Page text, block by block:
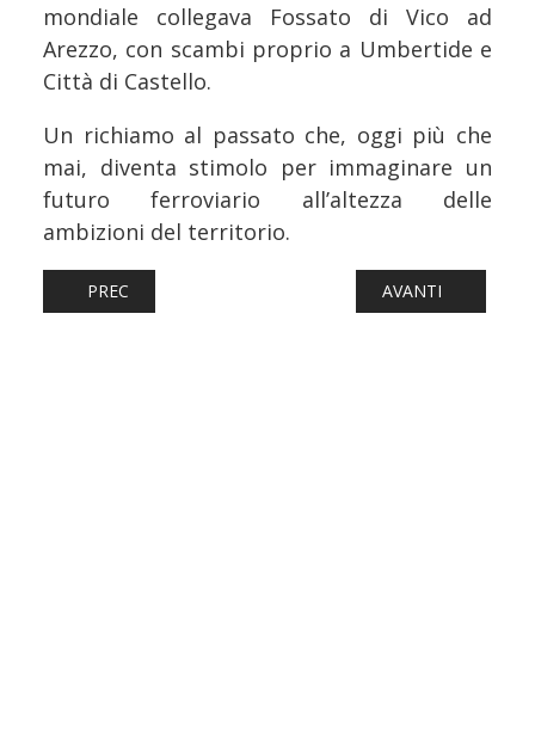
mondiale collegava Fossato di Vico ad
Arezzo, con scambi proprio a Umbertide e
Città di Castello.
Un richiamo al passato che, oggi più che
mai, diventa stimolo per immaginare un
futuro ferroviario all’altezza delle
ambizioni del territorio.
ARTICOLO PRECEDENTE: FERROVIE: SVIZZERA,
PREC ARTICOLO
AVANTI